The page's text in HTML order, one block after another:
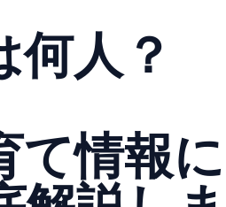
人？
て情報に